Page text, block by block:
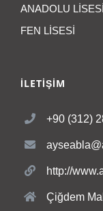
ANADOLU LİSESİ
FEN LİSESİ
İLETİŞİM
+90 (312)
http://
Çiğdem